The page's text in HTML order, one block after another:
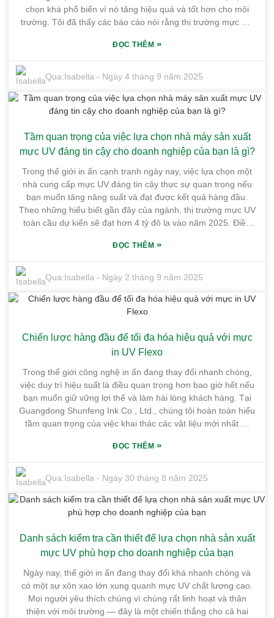
chọn khá phổ biến vì nó tăng hiệu quả và tốt hơn cho môi
trường. Tôi đã thấy các báo cáo nói rằng thị trường mực UV
điên rồ! Và chủ yếu là vì mọi người muốn các lựa chọn thân
tuyệt vời. Tại Guangdong Shunfeng Ink Co., Ltd., chúng tôi
hoàn toàn hòa nhập vào tất cả những điều này. Nhà máy của
chúng tôi, rộng hơn 10.000 mét vuông tại Cơ sở Công
nghiệp Hóa chất Tinh khiết Honghai, giúp chúng tôi có vị thế
độc đáo của thị trường màng nhựa. Thành thật mà nói, việc
chuyển sang mực UV flexo không chỉ là để mọi thứ trông đẹp
cũng phù hợp với các mục tiêu phát triển bền vững toàn cầu.
Đây chắc chắn là điều cần cân nhắc nếu bạn nghiêm túc về
các chiến lược bao bì hiện đại.
ĐỌC THÊM »
Qua:Isabella - Ngày 4 tháng 9 năm 2025
Tầm quan trọng của việc lựa chọn nhà máy sản xuất
mực UV đáng tin cậy cho doanh nghiệp của bạn là gì?
Trong thế giới in ấn cạnh tranh ngày nay, việc lựa chọn một
nhà cung cấp mực UV đáng tin cậy thực sự quan trọng nếu
bạn muốn tăng năng suất và đạt được kết quả hàng đầu.
Theo những hiểu biết gần đây của ngành, thị trường mực UV
toàn cầu dự kiến ​​sẽ đạt hơn 4 tỷ đô la vào năm 2025. Điều
kiếm các tùy chọn in thân thiện với môi trường và khám phá
Một công ty cần chú ý là Guangdong Shunfeng Ink Co., Ltd.
— tọa lạc tại Khu công nghiệp Hóa chất tinh khiết Honghai
hàng đầu. Cơ sở của họ rộng hơn 10.000 mét vuông tại
Quận Huiyang, Thành phố Huizhou, Quảng Đông. Vị trí đắc
chuyển trở nên cực kỳ dễ dàng, vì vậy việc giao hàng có thể
đến tay khách hàng nhanh chóng và thuận tiện. Nếu bạn
Guangdong Shunfeng có thể cung cấp mực chất lượng cao
đáp ứng các tiêu chuẩn quốc tế. Lựa chọn một nhà máy uy
tín như họ là một bước đi thông minh cho các doanh nghiệp
muốn duy trì khả năng cạnh tranh và phát triển bền vững
theo thời gian.
ĐỌC THÊM »
Qua:Isabella - Ngày 2 tháng 9 năm 2025
Chiến lược hàng đầu để tối đa hóa hiệu quả với mực
in UV Flexo
Trong thế giới công nghệ in ấn đang thay đổi nhanh chóng,
việc duy trì hiệu suất là điều quan trọng hơn bao giờ hết nếu
bạn muốn giữ vững lợi thế và làm hài lòng khách hàng. Tại
Guangdong Shunfeng Ink Co., Ltd., chúng tôi hoàn toàn hiểu
tầm quan trọng của việc khai thác các vật liệu mới nhất —
Nhà máy của chúng tôi tọa lạc ngay giữa Khu công nghiệp
thị trấn Yonghu, quận Huiyang, thành phố Huizhou, Quảng
Đông. Vị trí chiến lược này không chỉ mang lại cho chúng tôi
một môi trường tuyệt vời mà còn giúp việc giao hàng trở nên
cực kỳ thuận lợi nhờ hệ thống giao thông thuận tiện. Trong
để tận dụng tối đa Mực in UV Flexo — những yếu tố có thể
giúp bạn nâng cao chất lượng in, giảm thiểu lãng phí và tiết
phương pháp hay nhất có thể giúp bạn cách mạng hóa quy
trình in ấn!
ĐỌC THÊM »
Qua:Isabella - Ngày 30 tháng 8 năm 2025
Danh sách kiểm tra cần thiết để lựa chọn nhà sản xuất
mực UV phù hợp cho doanh nghiệp của bạn
Ngày nay, thế giới in ấn đang thay đổi khá nhanh chóng và
có một sự xôn xao lớn xung quanh mực UV chất lượng cao.
Mọi người yêu thích chúng vì chúng rất linh hoạt và thân
thiện với môi trường — đây là một chiến thắng cho cả hai